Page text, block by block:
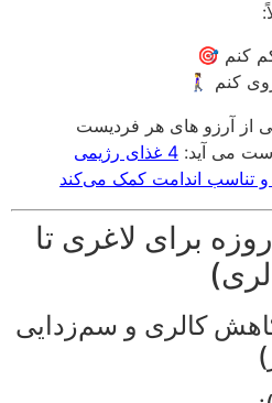
🎯
آرزو های هر فردیست
آید:
4 غذای رژیمی
اندامت کمک می‌کند
غذایی ۱۵ روزه برای لاغری تا
۱ تا ۵: کاهش کالری و سم‌زدایی